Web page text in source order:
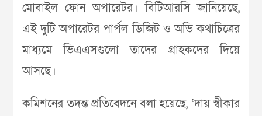
মোবাইল ফোন অপারেটর। বিটিআরসি জানিয়েছে,
এই দুটি অপারেটর পার্পল ডিজিট ও অভি কথাচিত্রের
মাধ্যমে ভিএএসগুলো তাদের গ্রাহকদের দিয়ে
আসছে।
কমিশনের তদন্ত প্রতিবেদনে বলা হয়েছে, ‘দায় স্বীকার